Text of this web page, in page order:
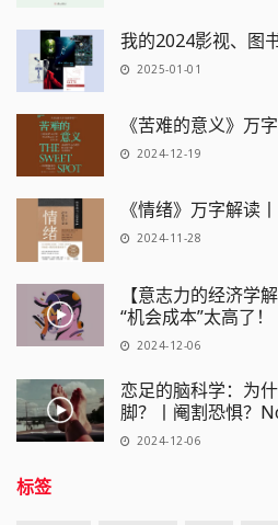
我的2024影视、图
2025-01-01
《苦难的意义》万
2024-12-19
《情绪》万字解读
2024-11-28
【意志力的经济学
“机会成本”太高了！
2024-12-06
恋足的脑科学：为
脚？丨阉割恐惧？
2024-12-06
标签